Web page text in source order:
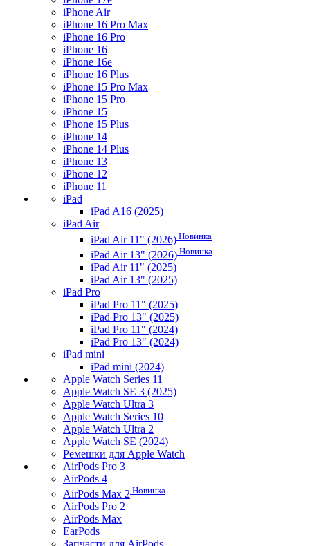
iPhone Air
iPhone 16 Pro Max
iPhone 16 Pro
iPhone 16
iPhone 16e
iPhone 16 Plus
iPhone 15 Pro Max
iPhone 15 Pro
iPhone 15
iPhone 15 Plus
iPhone 14
iPhone 14 Plus
iPhone 13
iPhone 12
iPhone 11
iPad
iPad A16 (2025)
iPad Air
iPad Air 11" (2026) Новинка
iPad Air 13" (2026) Новинка
iPad Air 11" (2025)
iPad Air 13" (2025)
iPad Pro
iPad Pro 11" (2025)
iPad Pro 13" (2025)
iPad Pro 11" (2024)
iPad Pro 13" (2024)
iPad mini
iPad mini (2024)
Apple Watch Series 11
Apple Watch SE 3 (2025)
Apple Watch Ultra 3
Apple Watch Series 10
Apple Watch Ultra 2
Apple Watch SE (2024)
Ремешки для Apple Watch
AirPods Pro 3
AirPods 4
AirPods Max 2 Новинка
AirPods Pro 2
AirPods Max
EarPods